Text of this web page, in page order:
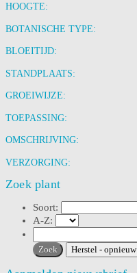
HOOGTE:
BOTANISCHE TYPE:
BLOEITIJD:
STANDPLAATS:
GROEIWIJZE:
TOEPASSING:
OMSCHRIJVING:
VERZORGING:
Zoek plant
Soort:
A-Z: